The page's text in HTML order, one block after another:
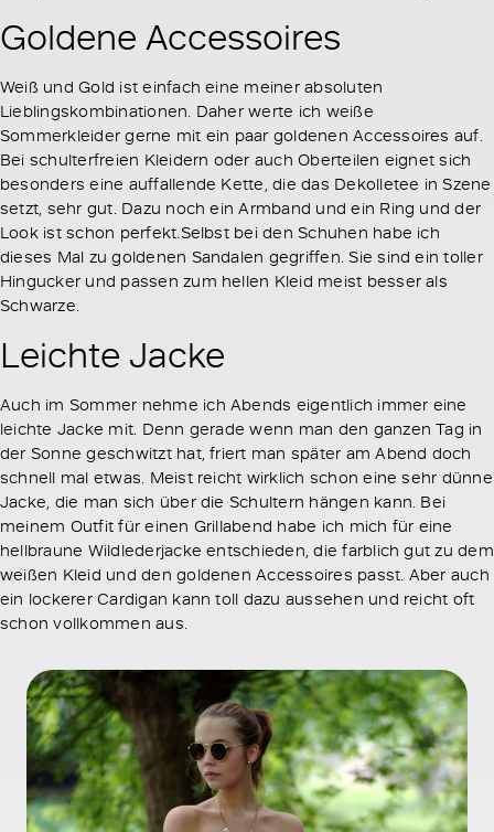
Goldene Accessoires
Weiß und Gold ist einfach eine meiner absoluten
Lieblingskombinationen. Daher werte ich weiße
Sommerkleider gerne mit ein paar goldenen Accessoires auf.
Bei schulterfreien Kleidern oder auch Oberteilen eignet sich
besonders eine auffallende Kette, die das Dekolletee in Szene
setzt, sehr gut. Dazu noch ein Armband und ein Ring und der
Look ist schon perfekt.Selbst bei den Schuhen habe ich
dieses Mal zu goldenen Sandalen gegriffen. Sie sind ein toller
Hingucker und passen zum hellen Kleid meist besser als
Schwarze.
Leichte Jacke
Auch im Sommer nehme ich Abends eigentlich immer eine
leichte Jacke mit. Denn gerade wenn man den ganzen Tag in
der Sonne geschwitzt hat, friert man später am Abend doch
schnell mal etwas. Meist reicht wirklich schon eine sehr dünne
Jacke, die man sich über die Schultern hängen kann. Bei
meinem Outfit für einen Grillabend habe ich mich für eine
hellbraune Wildlederjacke entschieden, die farblich gut zu dem
weißen Kleid und den goldenen Accessoires passt. Aber auch
ein lockerer Cardigan kann toll dazu aussehen und reicht oft
schon vollkommen aus.